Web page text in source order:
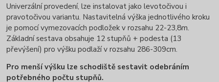
Univerzální provedení, lze instalovat jako levotočivou i
pravotočivou variantu. Nastavitelná výška jednotlivého kroku
je pomocí vymezovacích podložek v rozsahu 22-23,8m.
Základní sestava obsahuje 12 stupňů + podesta (13
převýšení) pro výšku podlaží v rozsahu 286-309cm.
Pro menší výšku lze schodiště sestavit odebráním
potřebného počtu stupňů.